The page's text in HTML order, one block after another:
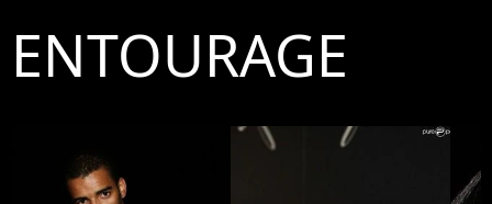
ENTOURAGE